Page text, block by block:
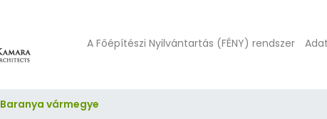
A Főépítészi Nyilvántartás (FÉNY) rendszer
Baranya vármegye